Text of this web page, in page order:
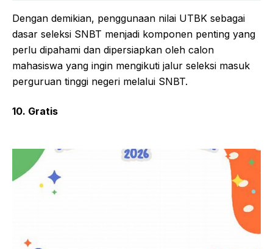
Dengan demikian, penggunaan nilai UTBK sebagai
dasar seleksi SNBT menjadi komponen penting yang
perlu dipahami dan dipersiapkan oleh calon
mahasiswa yang ingin mengikuti jalur seleksi masuk
perguruan tinggi negeri melalui SNBT.
10. Gratis